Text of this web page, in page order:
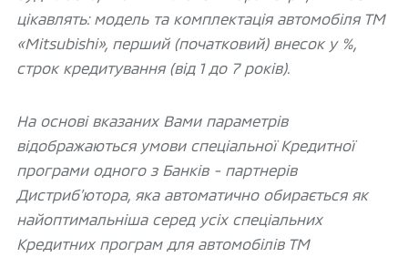
цікавлять: модель та комплектація автомобіля ТМ
«Mitsubishi», перший (початковий) внесок у %,
строк кредитування (від 1 до 7 років).
На основі вказаних Вами параметрів
відображаються умови спеціальної Кредитної
програми одного з Банків - партнерів
Дистриб’ютора, яка автоматично обирається як
найоптимальніша серед усіх спеціальних
Кредитних програм для автомобілів ТМ